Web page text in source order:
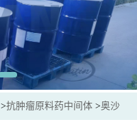
>抗肿瘤原料药中间体 >奥沙